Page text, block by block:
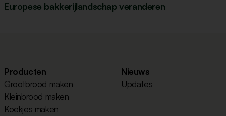
Europese bakkerijlandschap veranderen
Producten
Grootbrood maken
Kleinbrood maken
Koekjes maken
Nieuws
Updates